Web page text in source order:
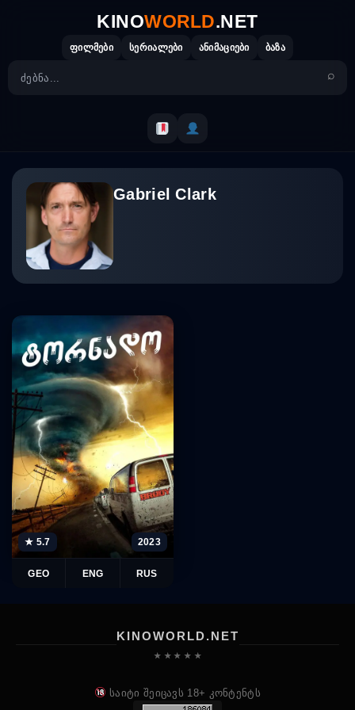
KINOWORLD.NET
ფილმები სერიალები ანიმაციები ბაზა
Gabriel Clark
★ 5.7 2023
GEO ENG RUS
KINOWORLD.NET
★ ★ ★ ★ ★
საიტი შეიცავს 18+ კონტენტს